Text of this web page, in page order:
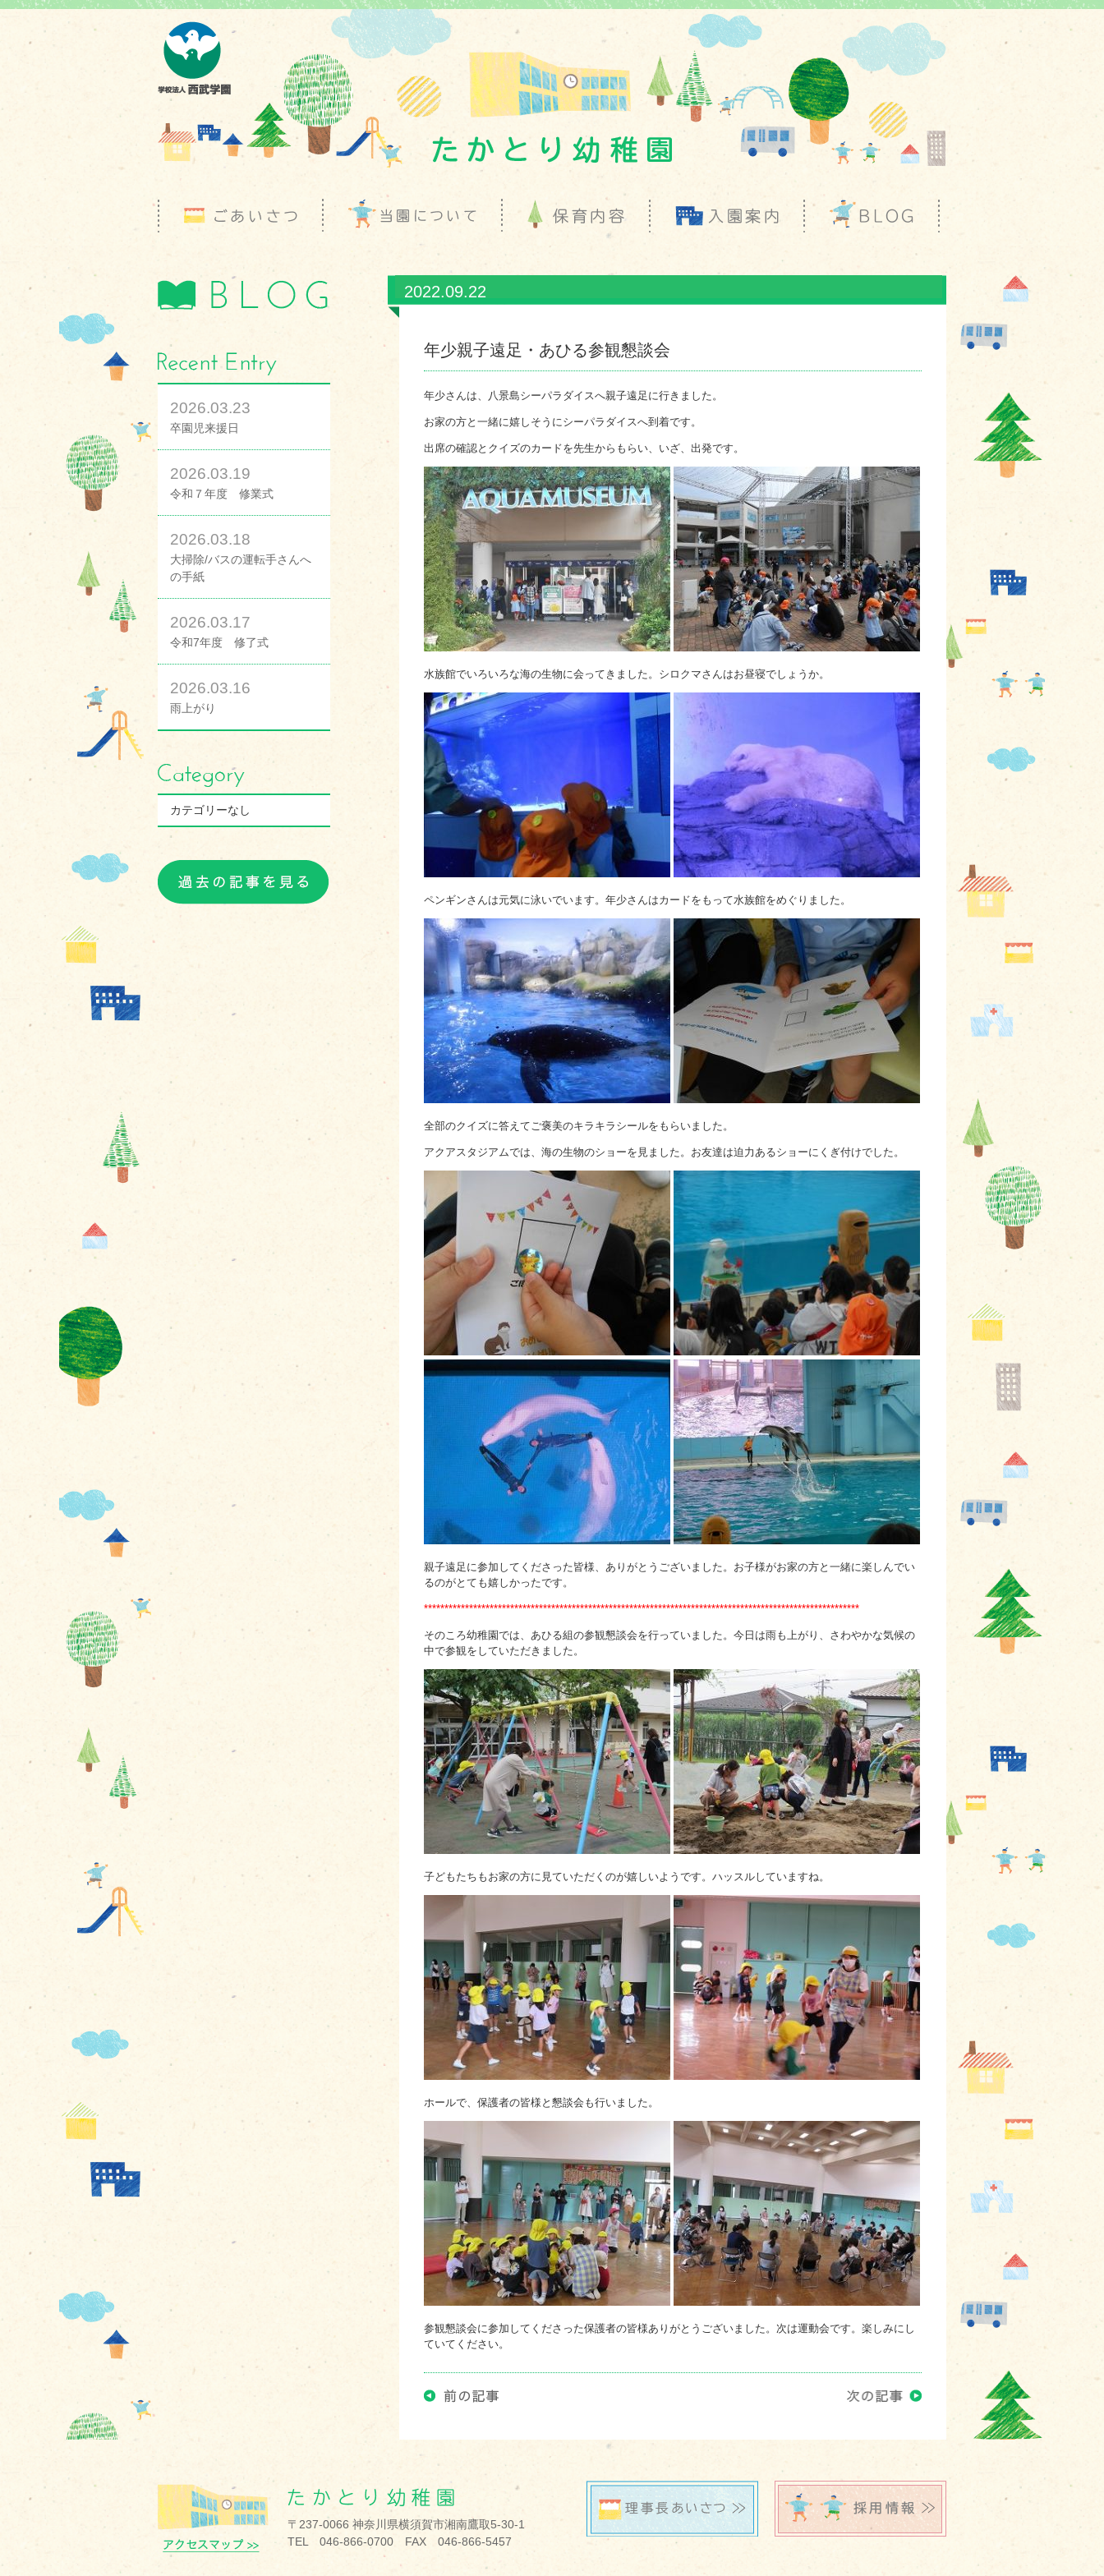
2026.03.23
卒園児来援日
2026.03.19
令和７年度 修業式
2026.03.18
大掃除/バスの運転手さんへ
の手紙
2026.03.17
令和7年度 修了式
2026.03.16
雨上がり
カテゴリーなし
2022.09.22
年少親子遠足・あひる参観懇談会
年少さんは、八景島シーパラダイスへ親子遠足に行きました。
お家の方と一緒に嬉しそうにシーパラダイスへ到着です。
出席の確認とクイズのカードを先生からもらい、いざ、出発です。
水族館でいろいろな海の生物に会ってきました。シロクマさんはお昼寝でしょうか。
ペンギンさんは元気に泳いでいます。年少さんはカードをもって水族館をめぐりました。
全部のクイズに答えてご褒美のキラキラシールをもらいました。
アクアスタジアムでは、海の生物のショーを見ました。お友達は迫力あるショーにくぎ付けでした。
親子遠足に参加してくださった皆様、ありがとうございました。お子様がお家の方と一緒に楽しんでい
るのがとても嬉しかったです。
**********************************************************************************************************
そのころ幼稚園では、あひる組の参観懇談会を行っていました。今日は雨も上がり、さわやかな気候の
中で参観をしていただきました。
子どもたちもお家の方に見ていただくのが嬉しいようです。ハッスルしていますね。
ホールで、保護者の皆様と懇談会も行いました。
参観懇談会に参加してくださった保護者の皆様ありがとうございました。次は運動会です。楽しみにし
ていてください。
〒237-0066 神奈川県横須賀市湘南鷹取5-30-1
TEL 046-866-0700 FAX 046-866-5457